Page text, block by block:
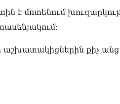
է մոտենում
քիչ անց